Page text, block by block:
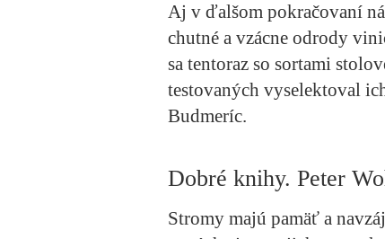
Aj v ďalšom pokračovaní
chutné a vzácne odrody
sa tentoraz so sortami
testovaných vyselektoval
Budmeríc.
Dobré knihy. Peter
Stromy majú pamäť a